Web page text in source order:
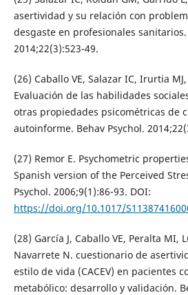
asertividad y su relación con
desgaste en profesionales sanitarios.
2014;22(3):523-49.
(26) Caballo VE, Salazar IC, Irurtia
Evaluación de las habilidades
otras propiedades psicométricas de
autoinforme. Behav Psychol.
(27) Remor E. Psychometric
Spanish version of the Perceived
Psychol. 2006;9(1):86-93. DOI:
https://doi.org/10.1017/
(28) García J, Caballo VE, Peralta MI,
Navarrete N. cuestionario de
estilo de vida (CACEV) en pacientes
metabólico: desarrollo y validación.